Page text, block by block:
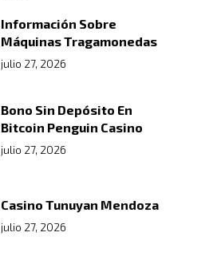
Información Sobre
Máquinas Tragamonedas
julio 27, 2026
Bono Sin Depósito En
Bitcoin Penguin Casino
julio 27, 2026
Casino Tunuyan Mendoza
julio 27, 2026